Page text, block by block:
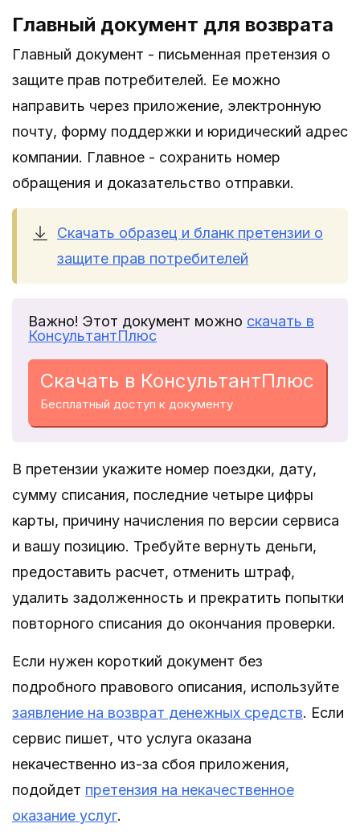
Главный документ для возврата
Главный документ - письменная претензия о
защите прав потребителей. Ее можно
направить через приложение, электронную
почту, форму поддержки и юридический адрес
компании. Главное - сохранить номер
обращения и доказательство отправки.
Скачать образец и бланк претензии о
защите прав потребителей
Важно! Этот документ можно скачать в
КонсультантПлюс
Скачать в КонсультантПлюс
Бесплатный доступ к документу
В претензии укажите номер поездки, дату,
сумму списания, последние четыре цифры
карты, причину начисления по версии сервиса
и вашу позицию. Требуйте вернуть деньги,
предоставить расчет, отменить штраф,
удалить задолженность и прекратить попытки
повторного списания до окончания проверки.
Если нужен короткий документ без
подробного правового описания, используйте
заявление на возврат денежных средств. Если
сервис пишет, что услуга оказана
некачественно из-за сбоя приложения,
подойдет претензия на некачественное
оказание услуг.